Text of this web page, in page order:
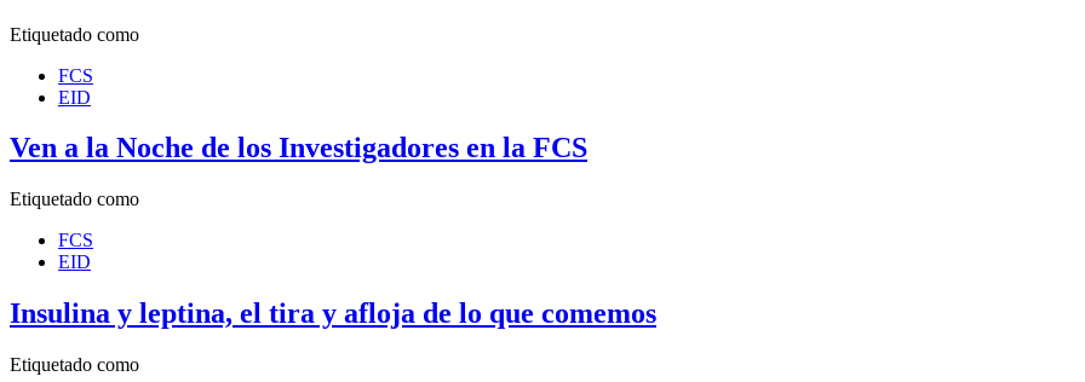
Etiquetado como
FCS
EID
Ven a la Noche de los Investigadores en la FCS
Etiquetado como
FCS
EID
Insulina y leptina, el tira y afloja de lo que comemos
Etiquetado como